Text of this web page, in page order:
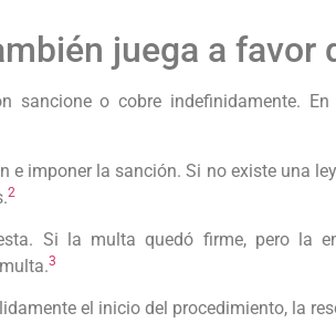
juega a favor
o cobre indefinidamente.
imponer la sanción. Si no existe una
2
Si la multa quedó firme, pero la
3
el inicio del procedimiento, la